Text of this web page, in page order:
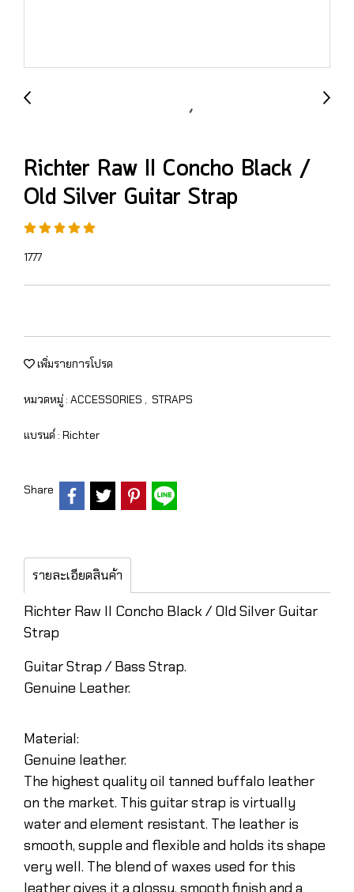
Richter Raw II Concho Black /
Old Silver Guitar Strap
1777
เพิ่มรายการโปรด
หมวดหมู่ : ACCESSORIES , STRAPS
แบรนด์ : Richter
Share
รายละเอียดสินค้า
Richter Raw II Concho Black / Old Silver Guitar
Strap
Guitar Strap / Bass Strap.
Genuine Leather.
Material:
Genuine leather.
The highest quality oil tanned buffalo leather
on the market. This guitar strap is virtually
water and element resistant. The leather is
smooth, supple and flexible and holds its shape
very well. The blend of waxes used for this
leather gives it a glossy, smooth finish and a